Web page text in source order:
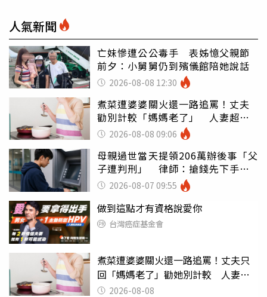
人氣新聞
亡妹慘遭公公毒手 表姊憶父親節
前夕：小舅舅仍到殯儀館陪她說話
2026-08-08 12:30
煮菜遭婆婆關火還一路追罵！丈夫
勸別計較「媽媽老了」 人妻超崩
潰：我像台傭
2026-08-08 09:06
母親過世當天提領206萬辦後事「父
子遭判刑」 律師：搶錢先下手是
罪 2026-08-07 09:55
做到這點才有資格說愛你
台灣癌症基金會
煮菜遭婆婆關火還一路追罵！丈夫只
回「媽媽老了」勸她別計較 人妻超
崩潰：我像台傭
2026-08-08